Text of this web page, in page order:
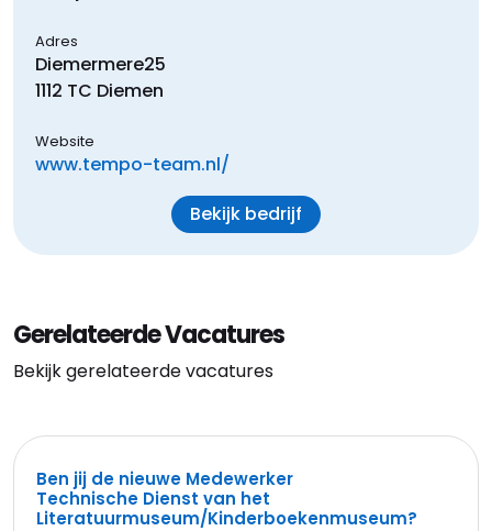
Adres
Diemermere25
1112 TC Diemen
Website
www.tempo-team.nl/
Bekijk bedrijf
Gerelateerde Vacatures
Bekijk gerelateerde vacatures
Ben jij de nieuwe Medewerker
Technische Dienst van het
Literatuurmuseum/Kinderboekenmuseum?